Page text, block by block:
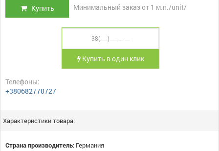
Купить Минимальный заказ от 1 м.п./unit/
Купить в один клик
Телефоны:
+380682770727
Характеристики товара:
Страна производитель: Германия